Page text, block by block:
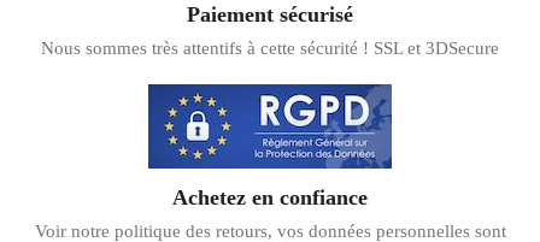
Paiement sécurisé
Nous sommes très attentifs à cette sécurité ! SSL et 3DSecure
Achetez en confiance
Voir notre politique des retours, vos données personnelles sont